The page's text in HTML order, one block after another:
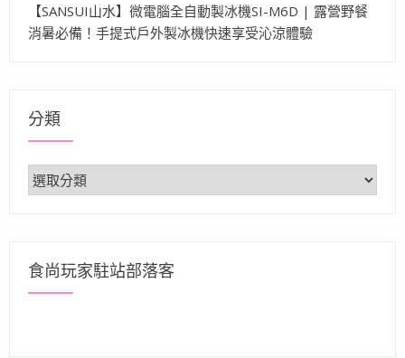
【SANSUI山水】微電腦全自動製冰機SI-M6D | 露營野餐
消暑必備！手提式戶外製冰機快速享受沁涼體驗
分類
分
類
食尚玩家駐站部落客